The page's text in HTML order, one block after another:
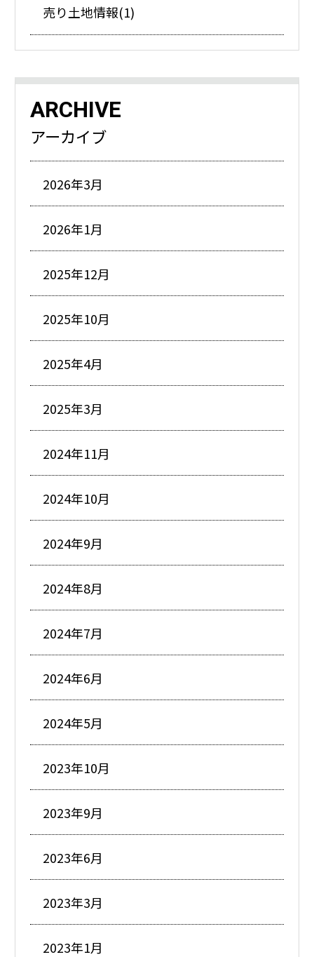
売り土地情報(1)
ARCHIVE
アーカイブ
2026年3月
2026年1月
2025年12月
2025年10月
2025年4月
2025年3月
2024年11月
2024年10月
2024年9月
2024年8月
2024年7月
2024年6月
2024年5月
2023年10月
2023年9月
2023年6月
2023年3月
2023年1月